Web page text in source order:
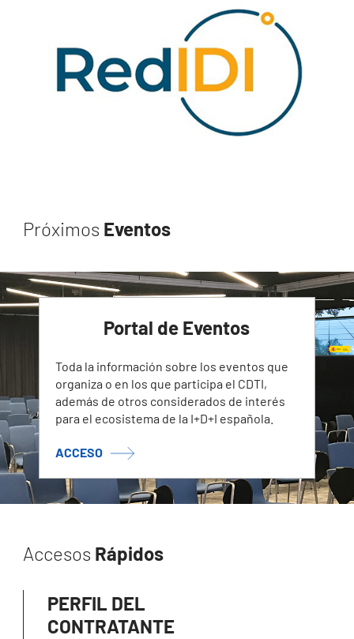
Próximos Eventos
Portal de Eventos
Toda la información sobre los eventos que
organiza o en los que participa el CDTI,
además de otros considerados de interés
para el ecosistema de la I+D+I española.
ACCESO
Accesos Rápidos
PERFIL DEL
CONTRATANTE